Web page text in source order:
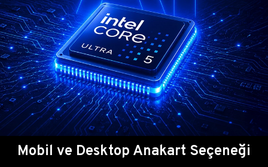
Mobil ve Desktop Anakart Seçeneği